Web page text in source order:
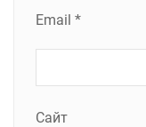
Email *
Сайт